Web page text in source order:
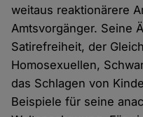
weitaus reaktionärere
Amtsvorgänger. Seine
Satirefreiheit, der
Homosexuellen,
das Schlagen von
Beispiele für seine